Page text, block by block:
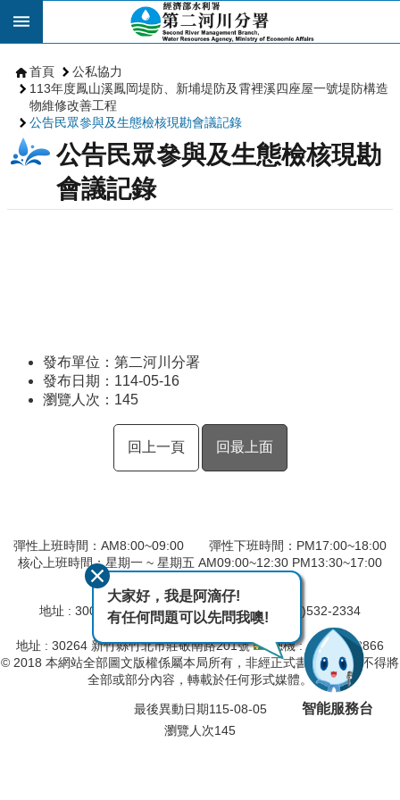
跳到主要內容區塊
首頁
公私協力
113年度鳳山溪鳳岡堤防、新埔堤防及霄裡溪四座屋一號堤防構造
物維修改善工程
公告民眾參與及生態檢核現勘會議記錄
公告民眾參與及生態檢核現勘
會議記錄
發布單位：第二河川分署
發布日期：114-05-16
瀏覽人次： 145
回上一頁 回最上面
彈性上班時間：AM8:00~09:00 彈性下班時間：PM17:00~18:00
核心上班時間：星期一 ~ 星期五 AM09:00~12:30 PM13:30~17:00
第二河川分署
地址 : 30044 新竹市北大路 97 號
總機 : (03)532-2334
桃竹苗區域水情中心
地址 : 30264 新竹縣竹北市莊敬南路201號
總機 : (03)657-8866
© 2018 本網站全部圖文版權係屬本局所有，非經正式書面同意， 不得將
全部或部分內容，轉載於任何形式媒體。
最後異動日期115-08-05
瀏覽人次145
大家好，我是阿滴仔!
有任何問題可以先問我噢!
智能服務台